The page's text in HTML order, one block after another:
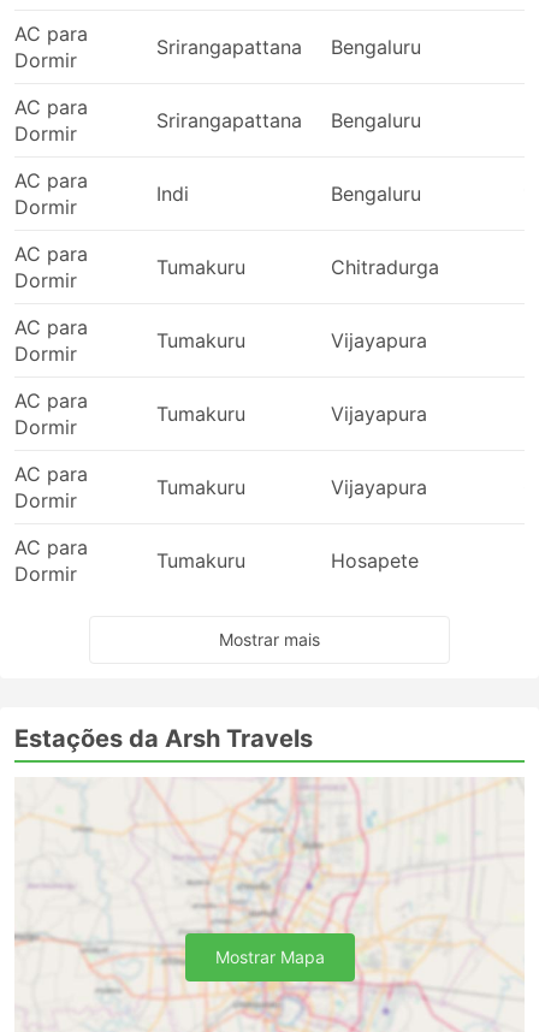
AC para
Dormir
Srirangapattana Bengaluru
AC para
Dormir
Srirangapattana Bengaluru
AC para
Dormir
Indi Bengaluru
AC para
Dormir
Tumakuru Chitradurga
AC para
Dormir
Tumakuru Vijayapura
AC para
Dormir
Tumakuru Vijayapura
AC para
Dormir
Tumakuru Vijayapura
AC para
Dormir
Tumakuru Hosapete
Mostrar mais
Estações da Arsh Travels
Mostrar Mapa